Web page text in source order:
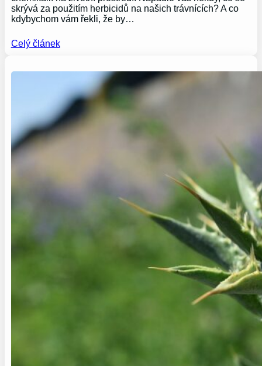
skrývá za použitím herbicidů na našich trávnících? A co
kdybychom vám řekli, že by…
Celý článek